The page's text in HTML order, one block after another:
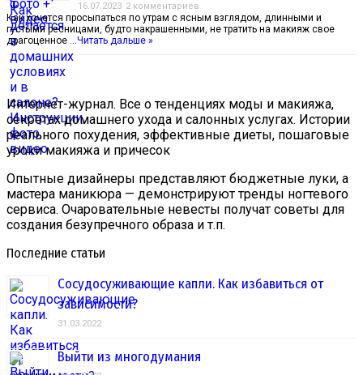
16.07.2023 2 комментариев
Как хочется просыпаться по утрам с ясным взглядом, длинными и
густыми ресницами, будто накрашенными, не тратить на макияж свое
драгоценное …Читать дальше »
Интернет-журнал. Все о тенденциях моды и макияжа,
секретах домашнего ухода и салонных услугах. Истории
реального похудения, эффективные диеты, пошаговые
уроки макияжа и причесок
Опытные дизайнеры представляют бюджетные луки, а
мастера маникюра — демонстрируют тренды ногтевого
сервиса. Очаровательные невесты получат советы для
создания безупречного образа и т.п.
Последние статьи
Сосудосуживающие капли. Как избавиться от
зависимости?
31.03.2022
Выйти из многодумания